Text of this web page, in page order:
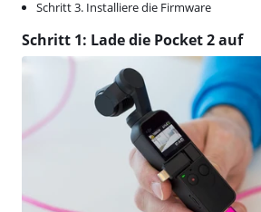
Schritt 3. Installiere die Firmware
Schritt 1: Lade die Pocket 2 auf